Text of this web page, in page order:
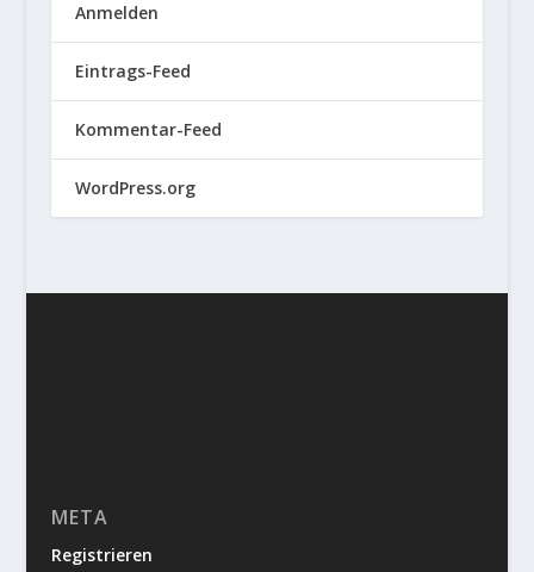
Anmelden
Eintrags-Feed
Kommentar-Feed
WordPress.org
META
Registrieren